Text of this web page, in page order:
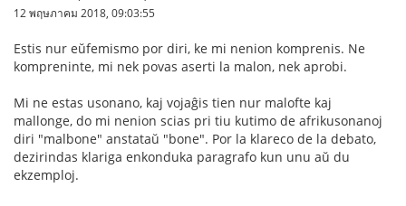
12 พฤษภาคม 2018, 09:03:55
Estis nur eŭfemismo por diri, ke mi nenion komprenis. Ne
kompreninte, mi nek povas aserti la malon, nek aprobi.
Mi ne estas usonano, kaj vojaĝis tien nur malofte kaj
mallonge, do mi nenion scias pri tiu kutimo de afrikusonanoj
diri "malbone" anstataŭ "bone". Por la klareco de la debato,
dezirindas klariga enkonduka paragrafo kun unu aŭ du
ekzemploj.